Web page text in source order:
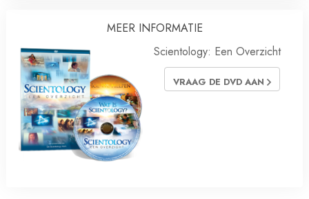
MEER INFORMATIE
Scientology: Een Overzicht
VRAAG DE DVD AAN